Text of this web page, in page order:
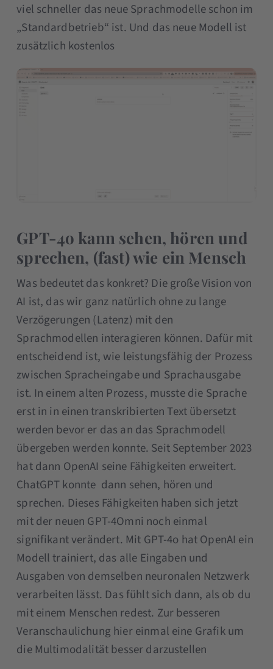
viel schneller das neue Sprachmodelle schon im
„Standardbetrieb“ ist. Und das neue Modell ist
zusätzlich kostenlos
GPT-4o kann sehen, hören und
sprechen, (fast) wie ein Mensch
Was bedeutet das konkret? Die große Vision von
AI ist, das wir ganz natürlich ohne zu lange
Verzögerungen (Latenz) mit den
Sprachmodellen interagieren können. Dafür mit
entscheidend ist, wie leistungsfähig der Prozess
zwischen Spracheingabe und Sprachausgabe
ist. In einem alten Prozess, musste die Sprache
erst in in einen transkribierten Text übersetzt
werden bevor er das an das Sprachmodell
übergeben werden konnte. Seit September 2023
hat dann OpenAI seine Fähigkeiten erweitert.
ChatGPT konnte dann sehen, hören und
sprechen. Dieses Fähigkeiten haben sich jetzt
mit der neuen GPT-4Omni noch einmal
signifikant verändert. Mit GPT-4o hat OpenAI ein
Modell trainiert, das alle Eingaben und
Ausgaben von demselben neuronalen Netzwerk
verarbeiten lässt. Das fühlt sich dann, als ob du
mit einem Menschen redest. Zur besseren
Veranschaulichung hier einmal eine Grafik um
die Multimodalität besser darzustellen